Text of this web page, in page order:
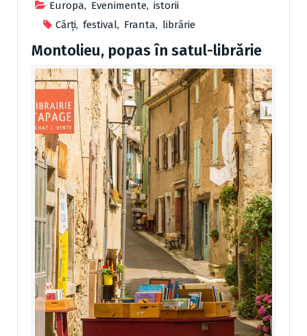
Europa, Evenimente, istorii
Cărţi, festival, Franta, librărie
Montolieu, popas în satul-librărie